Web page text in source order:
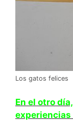
Los gatos felices
En el otro